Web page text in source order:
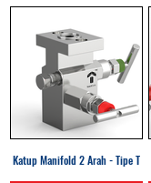
Katup Manifold 2 Arah - Tipe T